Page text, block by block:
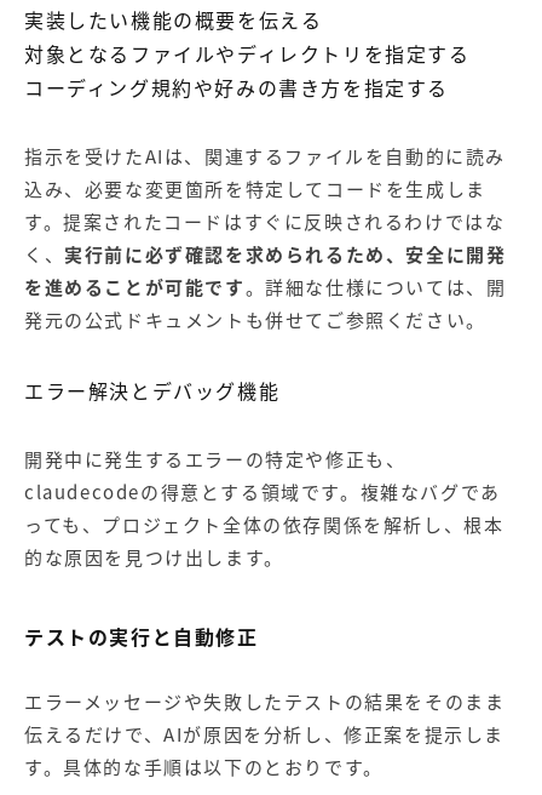
実装したい機能の概要を伝える
対象となるファイルやディレクトリを指定する
コーディング規約や好みの書き方を指定する
指示を受けたAIは、関連するファイルを自動的に読み
込み、必要な変更箇所を特定してコードを生成しま
す。提案されたコードはすぐに反映されるわけではな
く、 実行前に必ず確認を求められるため、安全に開発
を進めることが可能です。詳細な仕様については、 開
発元の公式ドキュメント も併せてご参照ください。
エラー解決とデバッグ機能
開発中に発生するエラーの特定や修正も、
claudecodeの得意とする領域です。複雑なバグであ
っても、プロジェクト全体の依存関係を解析し、根本
的な原因を見つけ出します。
テストの実行と自動修正
エラーメッセージや失敗したテストの結果をそのまま
伝えるだけで、AIが原因を分析し、修正案を提示しま
す。具体的な手順は以下のとおりです。